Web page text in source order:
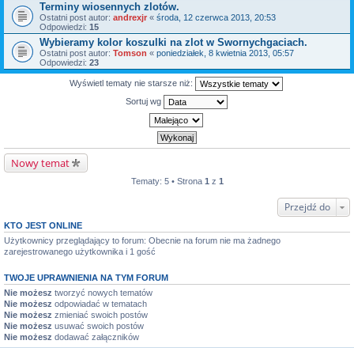
Terminy wiosennych zlotów.
Ostatni post autor: andrexjr « środa, 12 czerwca 2013, 20:53
Odpowiedzi: 15
Wybieramy kolor koszulki na zlot w Swornychgaciach.
Ostatni post autor: Tomson « poniedziałek, 8 kwietnia 2013, 05:57
Odpowiedzi: 23
Wyświetl tematy nie starsze niż:
Sortuj wg
Nowy temat
Tematy: 5 • Strona 1 z 1
Przejdź do
KTO JEST ONLINE
Użytkownicy przeglądający to forum: Obecnie na forum nie ma żadnego
zarejestrowanego użytkownika i 1 gość
TWOJE UPRAWNIENIA NA TYM FORUM
Nie możesz tworzyć nowych tematów
Nie możesz odpowiadać w tematach
Nie możesz zmieniać swoich postów
Nie możesz usuwać swoich postów
Nie możesz dodawać załączników